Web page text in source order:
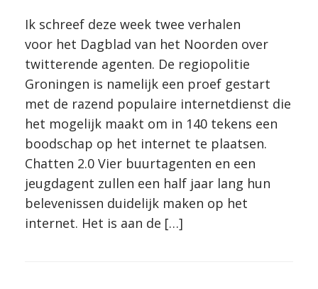
Ik schreef deze week twee verhalen
voor het Dagblad van het Noorden over
twitterende agenten. De regiopolitie
Groningen is namelijk een proef gestart
met de razend populaire internetdienst die
het mogelijk maakt om in 140 tekens een
boodschap op het internet te plaatsen.
Chatten 2.0 Vier buurtagenten en een
jeugdagent zullen een half jaar lang hun
belevenissen duidelijk maken op het
internet. Het is aan de […]